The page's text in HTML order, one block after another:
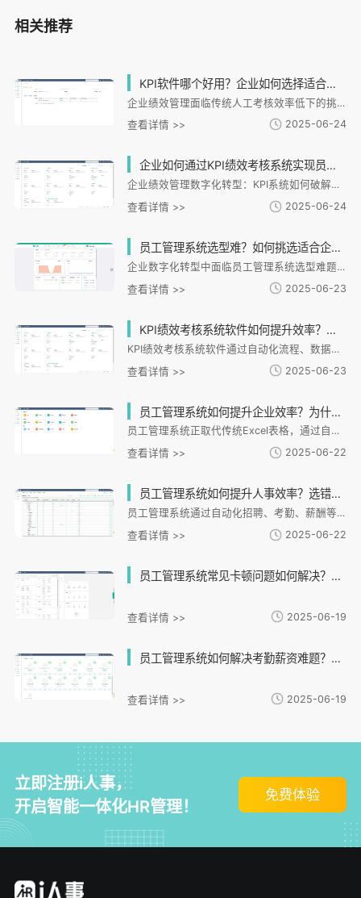
相关推荐
KPI软件哪个好用？企业如何选择适合的绩效考核系统？
企业绩效管理面临传统人工考核效率低下的挑战，i人事KPI系统通过数字化手段提供解决方案。文章分析了企业选择KPI软件的必要性，指出连锁企业面临考核标准不统一、数据统计困难等问题。重点介绍了i人事系统的核心优势：支持多维度考核设计、自动化计算分析、移动端操作以及与招聘考勤等模块的深度整合。通过餐饮连锁和制造业案例，展示了系统在实时数据采集、异常预警和绩效闭环管理方面的实践效果。之后提出选择KPI软件应关注场景适配性、数据联动能力和服务支持，i人事的灵活配置和定制化功能。
查看详情 >>
2025-06-24
企业如何通过KPI绩效考核系统实现员工绩效精确评估与提升？
企业绩效管理数字化转型：KPI系统如何破解传统考核痛点。文章剖析传统KPI考核在的指标设计不合理、数据滞后等弊端，重点介绍i人事HR系统如何通过配置、实时数据整合和闭环管理实现精确考核。系统支持多维度指标设计、自动数据采集和分析预警，帮助连锁餐饮、零售等实现差异化考核，提升目标聚焦度40%。同时指出AI技术推动绩效管理向过程管理、多维评估转型的趋势，并以金融机构应用案例展示系统在人才决策中的价值。终论证数字化KPI系统是企业实现"数据驱动"管理、构建竞争优势的核心工具。
查看详情 >>
2025-06-24
员工管理系统选型难？如何挑选适合企业的人事管理平台？
企业数字化转型中面临员工管理系统选型难题，需解决业务适配性、功能完整性和数据安全等核心问题。本文系统分析选型痛点与解决方案，提出科学决策框架，重点介绍i人事平台如何通过定制、全流程数据贯通和决策支持满足企业需求，并提供分阶段实施建议。文章还探讨化趋势下系统选型的延伸考量，为企业数字化转型提供实践路径。
查看详情 >>
2025-06-23
KPI绩效考核系统软件如何提升效率？企业如何选择适合的KPI系统？
KPI绩效考核系统软件通过自动化流程、数据整合、实时监控和跨部门协同，显著提升企业管理效率。i人事系统凭借绩效模块和适配性，帮助连锁超市、制造业等企业解决传统考核痛点。选择KPI系统需关注适配性、员工规模、数据安全、系统集成和用户体验。i人事的绩效、智慧招聘等模块已在餐饮、制造业等领域取得实效，如提升门店人效20%、降低管理成本15%。企业应根据实际需求选择系统功能，确保考核与业务目标一致，实现战略与效能的突破。
查看详情 >>
2025-06-23
员工管理系统如何提升企业效率？为什么说它比Excel表格更？
员工管理系统正取代传统Excel表格，通过自动化、化功能提升企业管理效率。i人事系统实现考勤数据自动同步、薪酬核算和跨平台协同，大幅减少人工错误。系统支持全流程线上化操作，包括招聘、绩效管理和电子合同签署，并具备分析功能，将HR数据与业务数据融合辅助决策。在安全合规方面，系统提供分级权限控制和操作留痕功能，有效降低数据泄露风险。未来趋势将结合AI算法实现排班和离职，进一步优化管理流程和员工体验。
查看详情 >>
2025-06-22
员工管理系统如何提升人事效率？选错系统会带来哪些管理隐患？
员工管理系统通过自动化招聘、考勤、薪酬等流程，显著提升人事效率，但选错系统可能导致数据孤岛、流程低效等问题。文章分析了系统如何减少人工干预、整合数据辅助决策、提升员工体验，并指出选择系统需考量功能适配性、灵活扩展性及合规性。以i人事为例，其全场景覆盖和灵活配置能力能有效应对连锁、零售等的管理挑战，实现数据驱动决策。正确选择适配的系统是企业提升管理效能和保持竞争力的关键。
查看详情 >>
2025-06-22
员工管理系统常见卡顿问题如何解决？一键优化提升HR效率
查看详情 >> 2025-06-19
员工管理系统如何解决考勤薪资难题？排班能否提升效率？
查看详情 >> 2025-06-19
立即注册i人事，
开启智能一体化HR管理！
免费体验